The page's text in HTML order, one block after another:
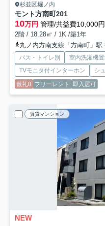
杉並区堀ノ内
モント方南町201
10万円 管理/共益費10,000円
2階 / 18.28㎡ / 1K /築1年
丸ノ内方南支線「方南町」駅
バス・トイレ別 室内洗濯機
TVモニタ付インターホン
シ
敷礼0 フリーレント 即入居可
賃貸マンション
NEW